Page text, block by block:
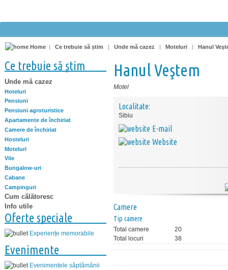
Home | Ce trebuie să știm | Unde mă cazez | Moteluri | Hanul
Ce trebuie să știm
Unde mă cazez
Hoteluri
Pensiuni
Pensiuni agroturistice
Apartamente de închiriat
Camere de închiriat
Hosteluri
Moteluri
Vile
Bungalow-uri
Cabane
Campinguri
Cum călătoresc
Info utile
Oferte speciale
Experiențe memorabile
Evenimente
Evenimentele săptămânii
Hanul Veştem
Motel
Localitate:
Sibiu
E-mail
Website
Camere
Tip camere
Total camere
20
Total locuri
38